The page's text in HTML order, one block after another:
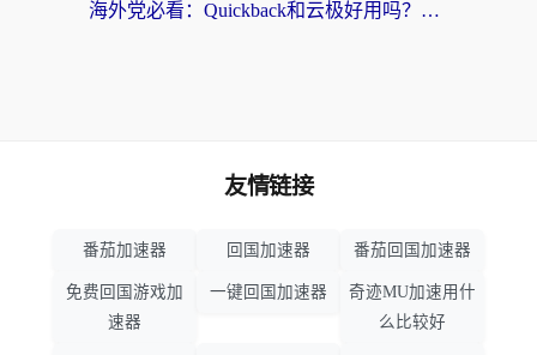
海外党必看：Quickback和云极好用吗？3招教你选对回国加速器（附PC端VPN实测对比）
友情链接
番茄加速器 回国加速器 番茄回国加速器
免费回国游戏加
速器
一键回国加速器
奇迹MU加速用什
么比较好